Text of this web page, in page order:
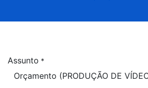
Assunto *